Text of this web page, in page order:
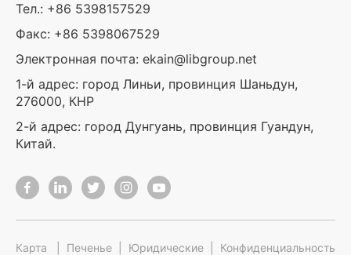
Тел.: +86 5398157529
Факс: +86 5398067529
Электронная почта: ekain@libgroup.net
1-й адрес: город Линьи, провинция Шаньдун,
276000, КНР
2-й адрес: город Дунгуань, провинция Гуандун,
Китай.
Карта Печенье Юридические Конфиденциальность